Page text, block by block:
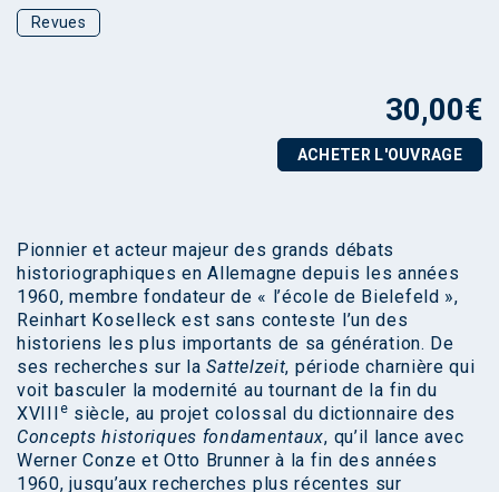
Revues
30,00€
ACHETER L'OUVRAGE
Pionnier et acteur majeur des grands débats
historiographiques en Allemagne depuis les années
1960, membre fondateur de « l’école de Bielefeld »,
Reinhart Koselleck est sans conteste l’un des
historiens les plus importants de sa génération. De
ses recherches sur laSattelzeit, période charnière qui
voit basculer la modernité au tournant de la fin du
XVIII
e siècle, au projet colossal du dictionnaire des
Concepts historiques fondamentaux, qu’il lance avec
Werner Conze et Otto Brunner à la fin des années
1960, jusqu’aux recherches plus récentes sur